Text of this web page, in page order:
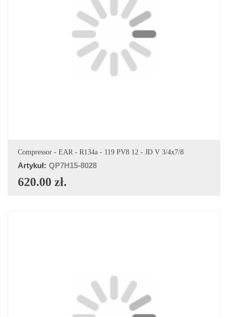
DODAJ DO KOSZYKA
Compressor - EAR - R134a - 119 PV8 12 - JD V 3/4x7/8
Artykuł: QP7H15-8028
620.00 zł.